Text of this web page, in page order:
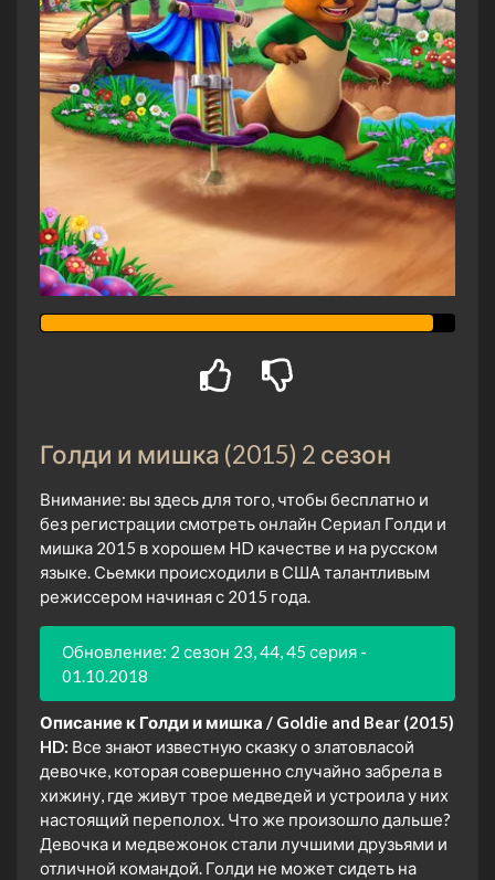
Голди и мишка (2015) 2 сезон
Внимание: вы здесь для того, чтобы бесплатно и
без регистрации смотреть онлайн Сериал Голди и
мишка 2015 в хорошем HD качестве и на русском
языке. Сьемки происходили в США талантливым
режиссером начиная с 2015 года.
Обновление: 2 сезон 23, 44, 45 серия -
01.10.2018
Описание к Голди и мишка / Goldie and Bear (2015)
HD: Все знают известную сказку о златовласой
девочке, которая совершенно случайно забрела в
хижину, где живут трое медведей и устроила у них
настоящий переполох. Что же произошло дальше?
Девочка и медвежонок стали лучшими друзьями и
отличной командой. Голди не может сидеть на